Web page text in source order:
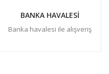
BANKA HAVALESİ
Banka havalesi ile alışveriş